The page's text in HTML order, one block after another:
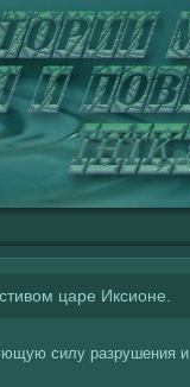
царе Иксионе.
силу разрушения и